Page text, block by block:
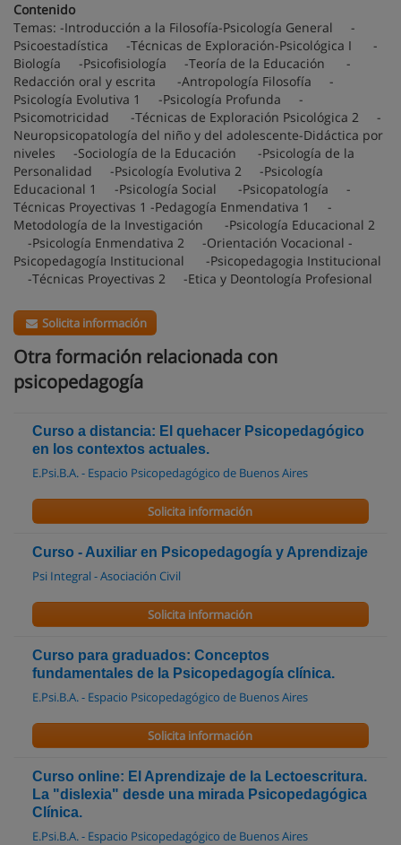
Contenido
Temas: -Introducción a la Filosofía-Psicología General -
Psicoestadística -Técnicas de Exploración-Psicológica I -
Biología -Psicofisiología -Teoría de la Educación -
Redacción oral y escrita -Antropología Filosofía -
Psicología Evolutiva 1 -Psicología Profunda -
Psicomotricidad -Técnicas de Exploración Psicológica 2 -
Neuropsicopatología del niño y del adolescente-Didáctica por
niveles -Sociología de la Educación -Psicología de la
Personalidad -Psicología Evolutiva 2 -Psicología
Educacional 1 -Psicología Social -Psicopatología -
Técnicas Proyectivas 1 -Pedagogía Enmendativa 1 -
Metodología de la Investigación -Psicología Educacional 2
-Psicología Enmendativa 2 -Orientación Vocacional -
Psicopedagogía Institucional -Psicopedagogia Institucional
-Técnicas Proyectivas 2 -Etica y Deontología Profesional
Solicita información
Otra formación relacionada con
psicopedagogía
Curso a distancia: El quehacer Psicopedagógico
en los contextos actuales.
E.Psi.B.A. - Espacio Psicopedagógico de Buenos Aires
Solicita información
Curso - Auxiliar en Psicopedagogía y Aprendizaje
Psi Integral - Asociación Civil
Solicita información
Curso para graduados: Conceptos
fundamentales de la Psicopedagogía clínica.
E.Psi.B.A. - Espacio Psicopedagógico de Buenos Aires
Solicita información
Curso online: El Aprendizaje de la Lectoescritura.
La "dislexia" desde una mirada Psicopedagógica
Clínica.
E.Psi.B.A. - Espacio Psicopedagógico de Buenos Aires